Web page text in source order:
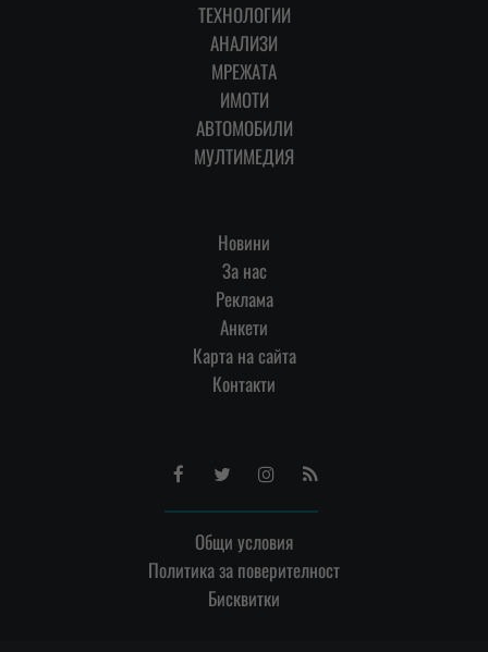
ТЕХНОЛОГИИ
АНАЛИЗИ
МРЕЖАТА
ИМОТИ
АВТОМОБИЛИ
МУЛТИМЕДИЯ
Новини
За нас
Реклама
Анкети
Карта на сайта
Контакти
FacebookTwitterInstagram
RSS
Общи условия
Политика за поверителност
Бисквитки